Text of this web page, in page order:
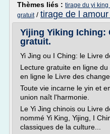
Thèmes liés : tirage du yi
gratuit/ tirage de l
Yijing Yiking Iching:
gratuit.
Yi Jing ou I Ching: le Livre
Lecture gratuite en ligne
en ligne le Livre des
Toute vie incarne le yin et
union naît l'harmonie.
Le Yi Jing chinois ou Livre
nommé Yi King, Yijing, I
classiques de la culture...